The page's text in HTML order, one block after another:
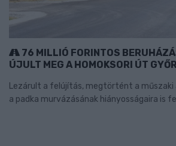
76 MILLIÓ FORINTOS
ÚJULT MEG A HOMOKSORI ÚT
Lezárult a felújítás, megtörtént a műszaki
a padka murvázásának hiányosságaira is